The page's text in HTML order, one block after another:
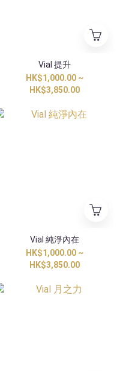
Vial 提升
HK$1,000.00 ~
HK$3,850.00
Vial 純淨內在
HK$1,000.00 ~
HK$3,850.00